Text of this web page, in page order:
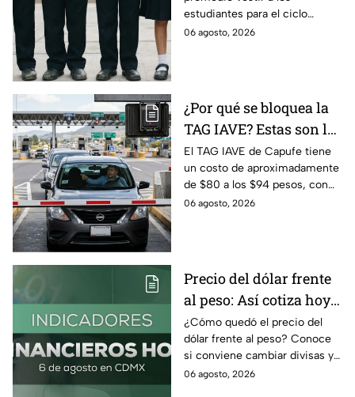
estudiantes para el ciclo
escolar 2026-2027 y consejos
06 agosto, 2026
¿Por qué se bloquea la
TAG IAVE? Estas son las
razones por las que no
pasa en la caseta
El TAG IAVE de Capufe tiene
un costo de aproximadamente
de $80 a los $94 pesos, con
IVA incluido; te compartimos
06 agosto, 2026
Precio del dólar frente
al peso: Así cotiza hoy 6
de agosto 2026
¿Cómo quedó el precio del
dólar frente al peso? Conoce
si conviene cambiar divisas y
cómo el flujo en el estrecho de
06 agosto, 2026